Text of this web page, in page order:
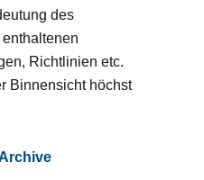
des
Richtlinien etc.
Binnensicht höchst